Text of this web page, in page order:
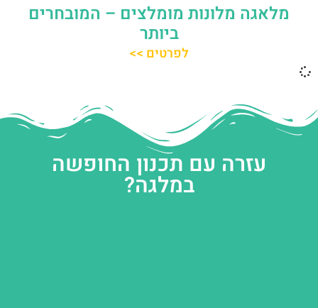
מלאגה מלונות מומלצים – המובחרים
ביותר
לפרטים >>
עזרה עם תכנון החופשה
במלגה?